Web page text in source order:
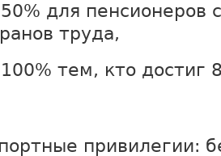
для пенсионеров
труда,
тем, кто достиг
привилегии: